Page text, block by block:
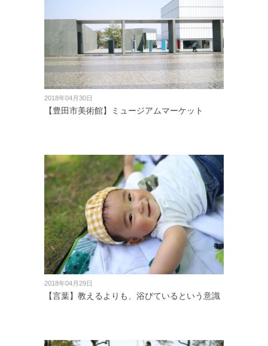
2018年04月30日
【豊田市美術館】ミュージアムマーケット
2018年04月29日
【言葉】教えるよりも、浴びているという意識